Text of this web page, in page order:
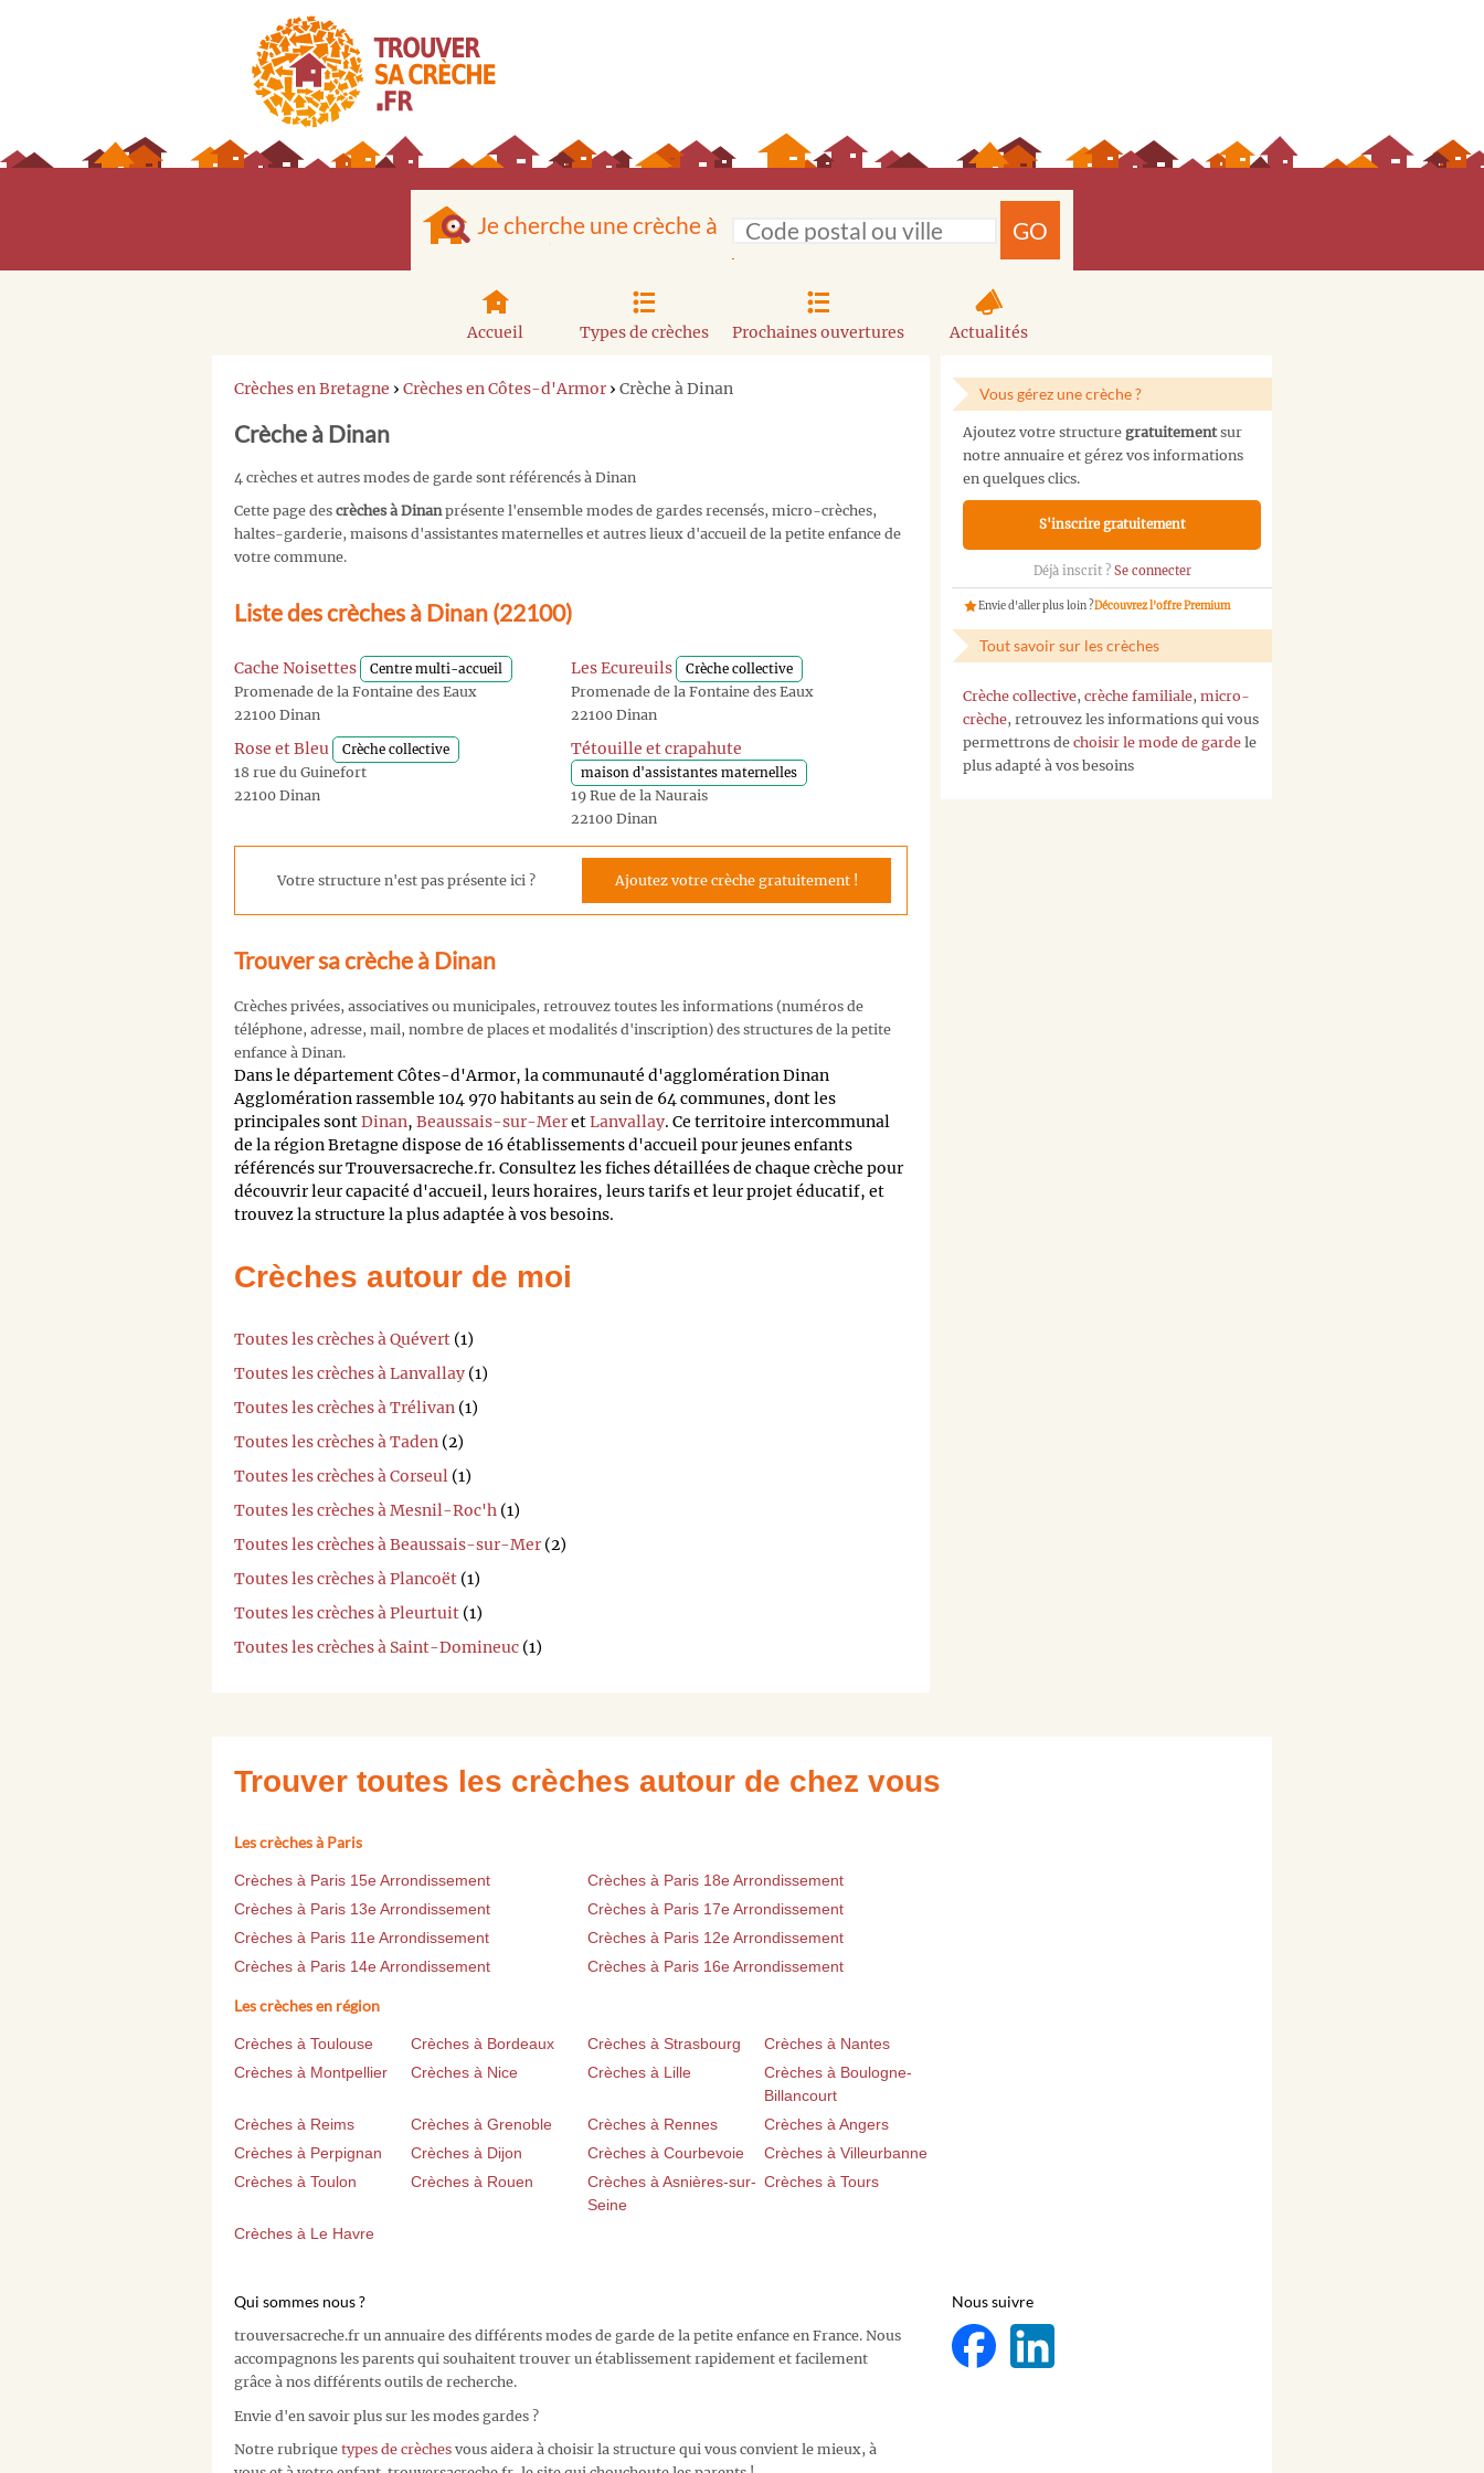
Je cherche une crèche à GO
Accueil Types de crèches Prochaines ouvertures Actualités
Crèches en Bretagne › Crèches en Côtes-d'Armor › Crèche à Dinan
Crèche à Dinan
4 crèches et autres modes de garde sont référencés à Dinan
Cette page des crèches à Dinanprésente l'ensemble modes de gardes recensés, micro-crèches,
haltes-garderie, maisons d'assistantes maternelles et autres lieux d'accueil de la petite enfance de
votre commune.
Liste des crèches à Dinan (22100)
Cache Noisettes Centre multi-accueil
Promenade de la Fontaine des Eaux
22100 Dinan
Les Ecureuils Crèche collective
Promenade de la Fontaine des Eaux
22100 Dinan
Rose et Bleu Crèche collective
18 rue du Guinefort
22100 Dinan
Tétouille et crapahute
maison d'assistantes maternelles
19 Rue de la Naurais
22100 Dinan
Votre structure n'est pas présente ici ? Ajoutez votre crèche gratuitement !
Trouver sa crèche à Dinan
Crèches privées, associatives ou municipales, retrouvez toutes les informations (numéros de
téléphone, adresse, mail, nombre de places et modalités d'inscription) des structures de la petite
enfance à Dinan.
Dans le département Côtes-d'Armor, la communauté d'agglomération Dinan
Agglomération rassemble 104 970 habitants au sein de 64 communes, dont les
principales sontDinan, Beaussais-sur-MeretLanvallay. Ce territoire intercommunal
de la région Bretagne dispose de 16 établissements d'accueil pour jeunes enfants
référencés sur Trouversacreche.fr. Consultez les fiches détaillées de chaque crèche pour
découvrir leur capacité d'accueil, leurs horaires, leurs tarifs et leur projet éducatif, et
trouvez la structure la plus adaptée à vos besoins.
Crèches autour de moi
Toutes les crèches à Quévert (1)
Toutes les crèches à Lanvallay (1)
Toutes les crèches à Trélivan (1)
Toutes les crèches à Taden (2)
Toutes les crèches à Corseul (1)
Toutes les crèches à Mesnil-Roc'h (1)
Toutes les crèches à Beaussais-sur-Mer (2)
Toutes les crèches à Plancoët (1)
Toutes les crèches à Pleurtuit (1)
Toutes les crèches à Saint-Domineuc (1)
Vous gérez une crèche ?
Ajoutez votre structure gratuitementsur
notre annuaire et gérez vos informations
en quelques clics.
S'inscrire gratuitement
Déjà inscrit ? Se connecter
Envie d'aller plus loin ?Découvrez l'offre Premium
Tout savoir sur les crèches
Crèche collective, crèche familiale, micro-
crèche, retrouvez les informations qui vous
permettrons de choisir le mode de garde le
plus adapté à vos besoins
Trouver toutes les crèches autour de chez vous
Les crèches à Paris
Crèches à Paris 15e Arrondissement
Crèches à Paris 18e Arrondissement
Crèches à Paris 13e Arrondissement
Crèches à Paris 17e Arrondissement
Crèches à Paris 11e Arrondissement
Crèches à Paris 12e Arrondissement
Crèches à Paris 14e Arrondissement
Crèches à Paris 16e Arrondissement
Les crèches en région
Crèches à Toulouse Crèches à Bordeaux Crèches à Strasbourg
Crèches à Nantes
Crèches à Montpellier
Crèches à Nice Crèches à Lille
Crèches à Boulogne-
Billancourt
Crèches à Reims
Crèches à Grenoble Crèches à Rennes
Crèches à Angers
Crèches à Perpignan
Crèches à Dijon Crèches à Courbevoie
Crèches à Villeurbanne
Crèches à Toulon
Crèches à Rouen
Crèches à Asnières-sur-
Seine
Crèches à Tours
Crèches à Le Havre
Qui sommes nous ?
trouversacreche.fr un annuaire des différents modes de garde de la petite enfance en France. Nous
accompagnons les parents qui souhaitent trouver un établissement rapidement et facilement
grâce à nos différents outils de recherche.
Envie d'en savoir plus sur les modes gardes ?
Notre rubrique types de crèches vous aidera à choisir la structure qui vous convient le mieux, à
Nous suivre